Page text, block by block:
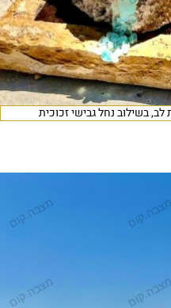
בשילוב נחל גבישי זכוכית